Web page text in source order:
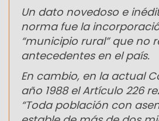
Un dato novedoso e
norma fue la
“municipio rural” que no
antecedentes en el país.
En cambio, en la actual
año 1988 el Artículo 226
“Toda población con